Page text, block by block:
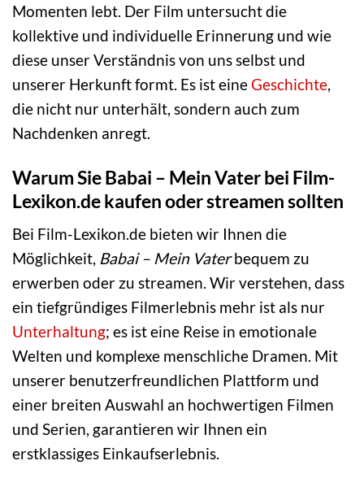
Momenten lebt. Der Film untersucht die
kollektive und individuelle Erinnerung und wie
diese unser Verständnis von uns selbst und
unserer Herkunft formt. Es ist eineGeschichte
die nicht nur unterhält, sondern auch zum
Nachdenken anregt.
Warum Sie Babai – Mein Vater bei Film-
Lexikon.de kaufen oder streamen sollten
Bei Film-Lexikon.de bieten wir Ihnen die
Möglichkeit, Babai – Mein Vaterbequem zu
erwerben oder zu streamen. Wir verstehen, dass
ein tiefgründiges Filmerlebnis mehr ist als nur
Unterhaltung; es ist eine Reise in emotionale
Welten und komplexe menschliche Dramen. Mit
unserer benutzerfreundlichen Plattform und
einer breiten Auswahl an hochwertigen Filmen
und Serien, garantieren wir Ihnen ein
erstklassiges Einkaufserlebnis.